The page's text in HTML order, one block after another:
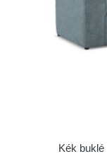
Kék